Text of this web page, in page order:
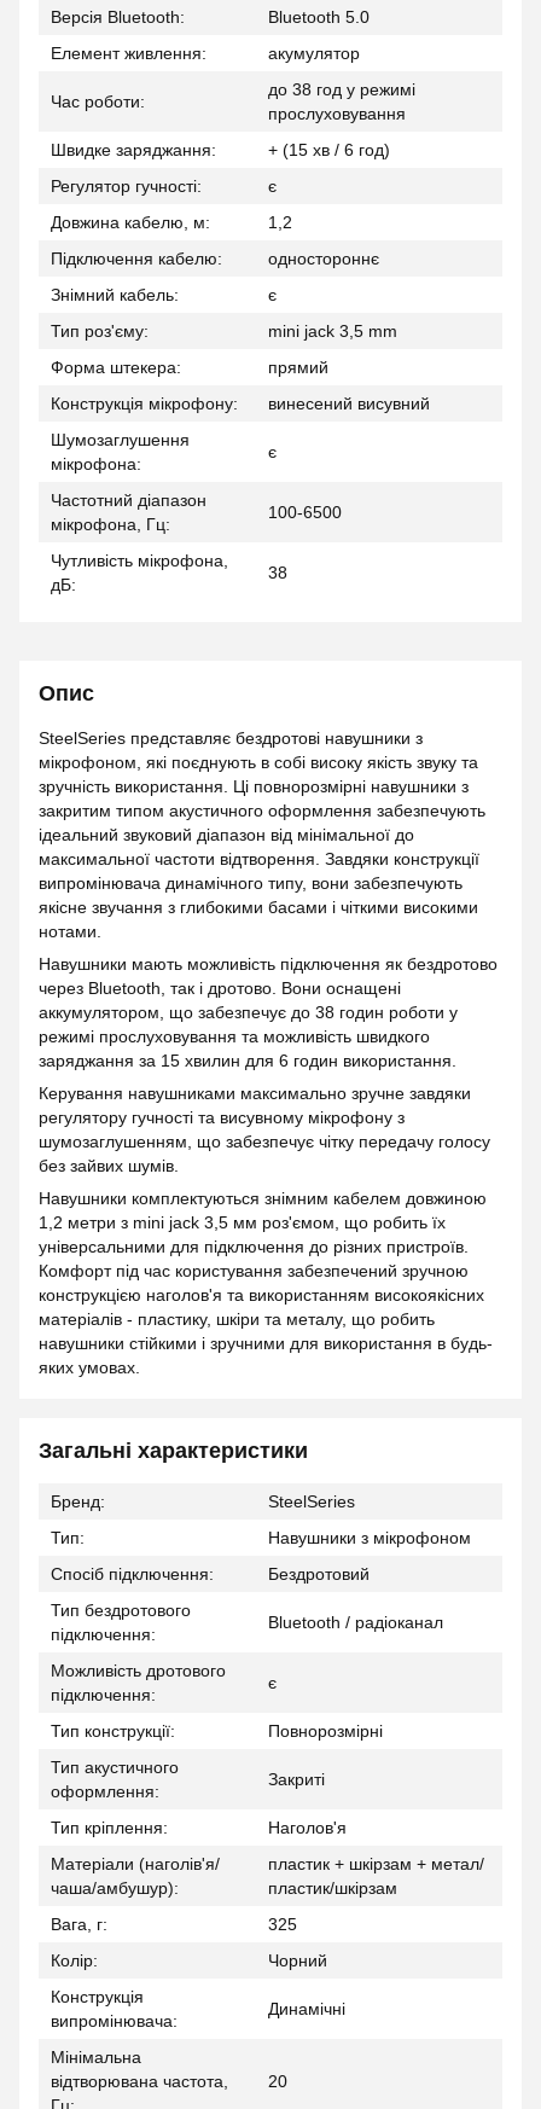
Версія Bluetooth:
Bluetooth 5.0
Елемент живлення:
акумулятор
Час роботи:
до 38 год у режимі
прослуховування
Швидке заряджання:
+ (15 хв / 6 год)
Регулятор гучності:
є
Довжина кабелю, м:
1,2
Підключення кабелю:
одностороннє
Знімний кабель:
є
Тип роз'єму:
mini jack 3,5 mm
Форма штекера:
прямий
Конструкція мікрофону:
винесений висувний
Шумозаглушення
мікрофона:
є
Частотний діапазон
мікрофона, Гц:
100-6500
Чутливість мікрофона,
дБ:
38
Опис
SteelSeries представляє бездротові навушники з
мікрофоном, які поєднують в собі високу якість звуку та
зручність використання. Ці повнорозмірні навушники з
закритим типом акустичного оформлення забезпечують
ідеальний звуковий діапазон від мінімальної до
максимальної частоти відтворення. Завдяки конструкції
випромінювача динамічного типу, вони забезпечують
якісне звучання з глибокими басами і чіткими високими
нотами.
Навушники мають можливість підключення як бездротово
через Bluetooth, так і дротово. Вони оснащені
аккумулятором, що забезпечує до 38 годин роботи у
режимі прослуховування та можливість швидкого
заряджання за 15 хвилин для 6 годин використання.
Керування навушниками максимально зручне завдяки
регулятору гучності та висувному мікрофону з
шумозаглушенням, що забезпечує чітку передачу голосу
без зайвих шумів.
Навушники комплектуються знімним кабелем довжиною
1,2 метри з mini jack 3,5 мм роз'ємом, що робить їх
універсальними для підключення до різних пристроїв.
Комфорт під час користування забезпечений зручною
конструкцією наголов'я та використанням високоякісних
матеріалів - пластику, шкіри та металу, що робить
навушники стійкими і зручними для використання в будь-
яких умовах.
Загальні характеристики
Бренд:
SteelSeries
Тип:
Навушники з мікрофоном
Спосіб підключення:
Бездротовий
Тип бездротового
підключення:
Bluetooth / радіоканал
Можливість дротового
підключення:
є
Тип конструкції:
Повнорозмірні
Тип акустичного
оформлення:
Закриті
Тип кріплення:
Наголов'я
Матеріали (наголів'я/
чаша/амбушур):
пластик + шкірзам + метал/
пластик/шкірзам
Вага, г:
325
Колір:
Чорний
Конструкція
випромінювача:
Динамічні
Мінімальна
відтворювана частота,
20